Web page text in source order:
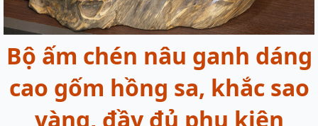
Bộ ấm chén nâu ganh dáng
cao gốm hồng sa, khắc sao
vàng, đầy đủ phụ kiện